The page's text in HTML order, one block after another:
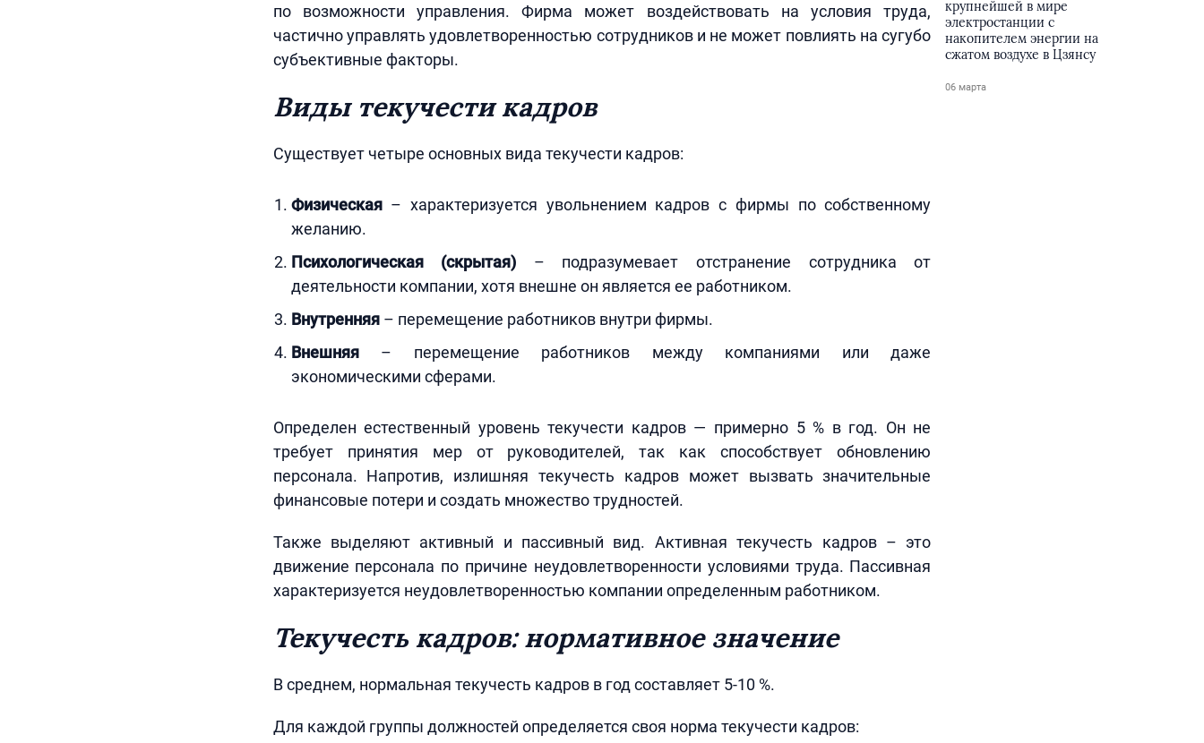
по возможности управления. Фирма может воздействовать на условия труда,
частично управлять удовлетворенностью сотрудников и не может повлиять на сугубо
субъективные факторы.
Виды текучести кадров
Существует четыре основных вида текучести кадров:
Физическая– характеризуется увольнением кадров с фирмы по собственному
желанию.
Психологическая (скрытая) – подразумевает отстранение сотрудника от
деятельности компании, хотя внешне он является ее работником.
Внутренняя– перемещение работников внутри фирмы.
Внешняя– перемещение работников между компаниями или даже
экономическими сферами.
Определен естественный уровень текучести кадров — примерно 5 % в год. Он не
требует принятия мер от руководителей, так как способствует обновлению
персонала. Напротив, излишняя текучесть кадров может вызвать значительные
финансовые потери и создать множество трудностей.
Также выделяют активный и пассивный вид. Активная текучесть кадров – это
движение персонала по причине неудовлетворенности условиями труда. Пассивная
характеризуется неудовлетворенностью компании определенным работником.
Текучесть кадров: нормативное значение
В среднем, нормальная текучесть кадров в год составляет 5-10 %.
Для каждой группы должностей определяется своя норма текучести кадров:
крупнейшей в мире
электростанции с
накопителем энергии на
сжатом воздухе в Цзянсу
06 марта